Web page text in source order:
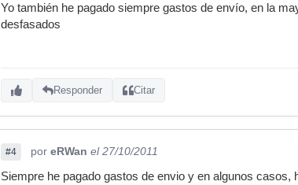
Yo también he pagado siempre gastos de envío, en la
desfasados
Responder Citar
#4 por eRWan el 27/10/2011
Siempre he pagado gastos de envio y en algunos